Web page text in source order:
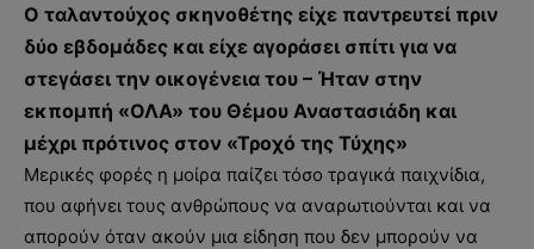
Ο ταλαντούχος σκηνοθέτης είχε παντρευτεί πριν
δύο εβδομάδες και είχε αγοράσει σπίτι για να
στεγάσει την οικογένεια του – Ήταν στην
εκπομπή «ΟΛΑ» του Θέμου Αναστασιάδη και
μέχρι πρότινος στον «Τροχό της Τύχης»
Μερικές φορές η μοίρα παίζει τόσο τραγικά παιχνίδια,
που αφήνει τους ανθρώπους να αναρωτιούνται και να
απορούν όταν ακούν μια είδηση που δεν μπορούν να